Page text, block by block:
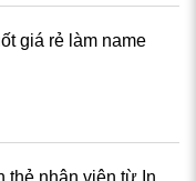
giá rẻ làm name
thẻ nhân viên từ In